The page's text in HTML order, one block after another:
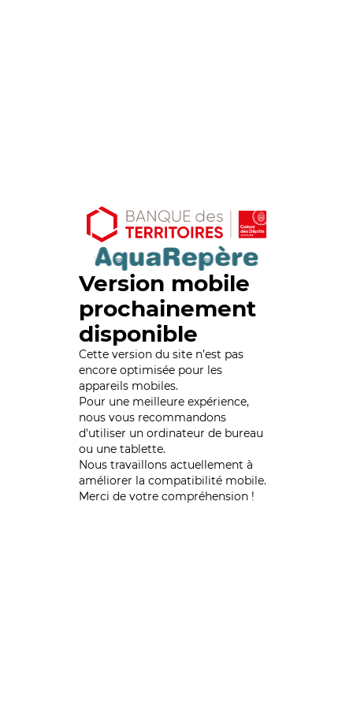
Version mobile
prochainement
disponible
Cette version du site n’est pas
encore optimisée pour les
appareils mobiles.
Pour une meilleure expérience,
nous vous recommandons
d'utiliser un ordinateur de bureau
ou une tablette.
Nous travaillons actuellement à
améliorer la compatibilité mobile.
Merci de votre compréhension !